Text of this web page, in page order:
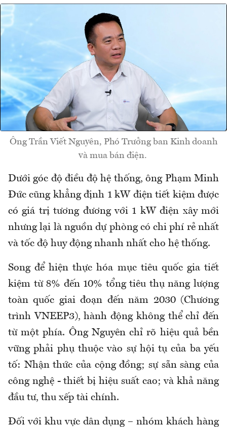
Ông Trần Viết Nguyên, Phó Trưởng ban Kinh doanh
và mua bán điện.
Dưới góc độ điều độ hệ thống, ông Phạm Minh
Đức cũng khẳng định 1 kW điện tiết kiệm được
có giá trị tương đương với 1 kW điện xây mới
nhưng lại là nguồn dự phòng có chi phí rẻ nhất
và tốc độ huy động nhanh nhất cho hệ thống.
Song để hiện thực hóa mục tiêu quốc gia tiết
kiệm từ 8% đến 10% tổng tiêu thụ năng lượng
toàn quốc giai đoạn đến năm 2030 (Chương
trình VNEEP3), hành động không thể chỉ đến
từ một phía. Ông Nguyên chỉ rõ hiệu quả bền
vững phải phụ thuộc vào sự hội tụ của ba yếu
tố: Nhận thức của cộng đồng; sự sẵn sàng của
công nghệ - thiết bị hiệu suất cao; và khả năng
đầu tư, thu xếp tài chính.
Đối với khu vực dân dụng – nhóm khách hàng